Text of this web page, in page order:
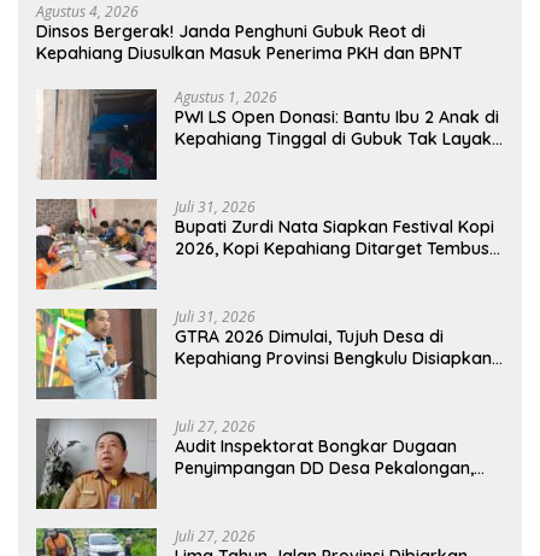
Agustus 4, 2026
Dinsos Bergerak! Janda Penghuni Gubuk Reot di
Kepahiang Diusulkan Masuk Penerima PKH dan BPNT
Agustus 1, 2026
PWI LS Open Donasi: Bantu Ibu 2 Anak di
Kepahiang Tinggal di Gubuk Tak Layak
Juli 31, 2026
Bupati Zurdi Nata Siapkan Festival Kopi
2026, Kopi Kepahiang Ditarget Tembus
Juli 31, 2026
GTRA 2026 Dimulai, Tujuh Desa di
Kepahiang Provinsi Bengkulu Disiapkan
Juli 27, 2026
Audit Inspektorat Bongkar Dugaan
Penyimpangan DD Desa Pekalongan,
Juli 27, 2026